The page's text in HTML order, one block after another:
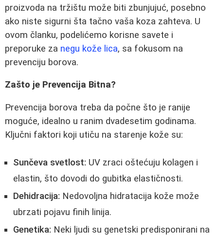
proizvoda na tržištu može biti zbunjujuć, posebno
ako niste sigurni šta tačno vaša koza zahteva. U
ovom članku, podelićemo korisne savete i
preporuke za negu kože lica, sa fokusom na
prevenciju borova.
Zašto je Prevencija Bitna?
Prevencija borova treba da počne što je ranije
moguće, idealno u ranim dvadesetim godinama.
Ključni faktori koji utiču na starenje kože su:
Sunčeva svetlost: UV zraci oštećuju kolagen i
elastin, što dovodi do gubitka elastičnosti.
Dehidracija: Nedovoljna hidratacija kože može
ubrzati pojavu finih linija.
Genetika: Neki ljudi su genetski predisponirani na